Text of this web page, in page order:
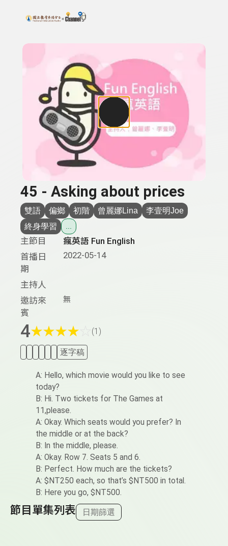
上方功能區塊
搜尋關鍵字：可輸入節目名稱、主持人或關鍵字
45 - Asking about prices
雙語 偏鄉 初階 曾麗娜Lina
李壹明Joe
終身學習
主節目
瘋英語 Fun English
首播日
期
2022-05-14
主持人
邀訪來
賓
無
4★★★★ (1)
逐字稿
A: Hello, which movie would you like to see
today?
B: Hi. Two tickets for The Games at
11,please.
A: Okay. Which seats would you prefer? In
the middle or at the back?
B: In the middle, please.
A: Okay. Row 7. Seats 5 and 6.
B: Perfect. How much are the tickets?
A: $NT250 each, so that’s $NT500 in total.
B: Here you go, $NT500.
節目單集列表 日期篩選